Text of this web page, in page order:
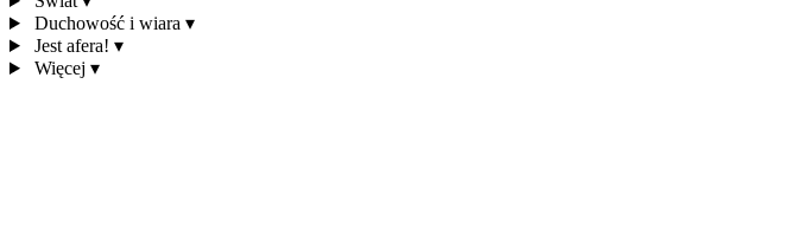
Duchowość i wiara ▾
Jest afera! ▾
Więcej ▾